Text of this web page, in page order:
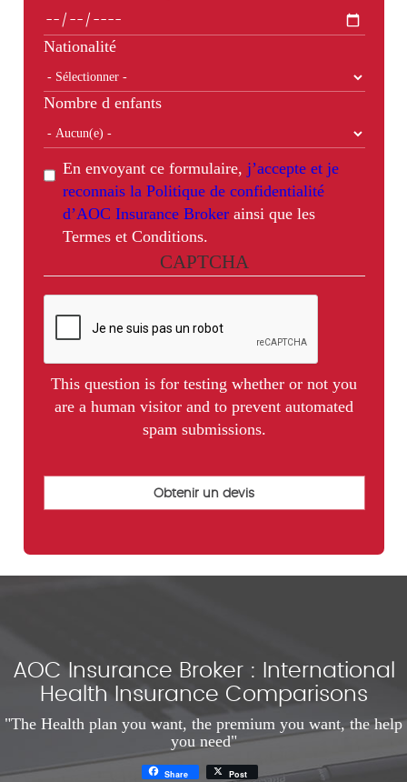
Nationalité
Nombre d enfants
En envoyant ce formulaire, j’accepte et je
reconnais la Politique de confidentialité
d’AOC Insurance Brokerainsi que les
Termes et Conditions.
CAPTCHA
This question is for testing whether or not you
are a human visitor and to prevent automated
spam submissions.
AOC Insurance Broker : International
Health Insurance Comparisons
"The Health plan you want, the premium you want, the help
you need"
Share Post